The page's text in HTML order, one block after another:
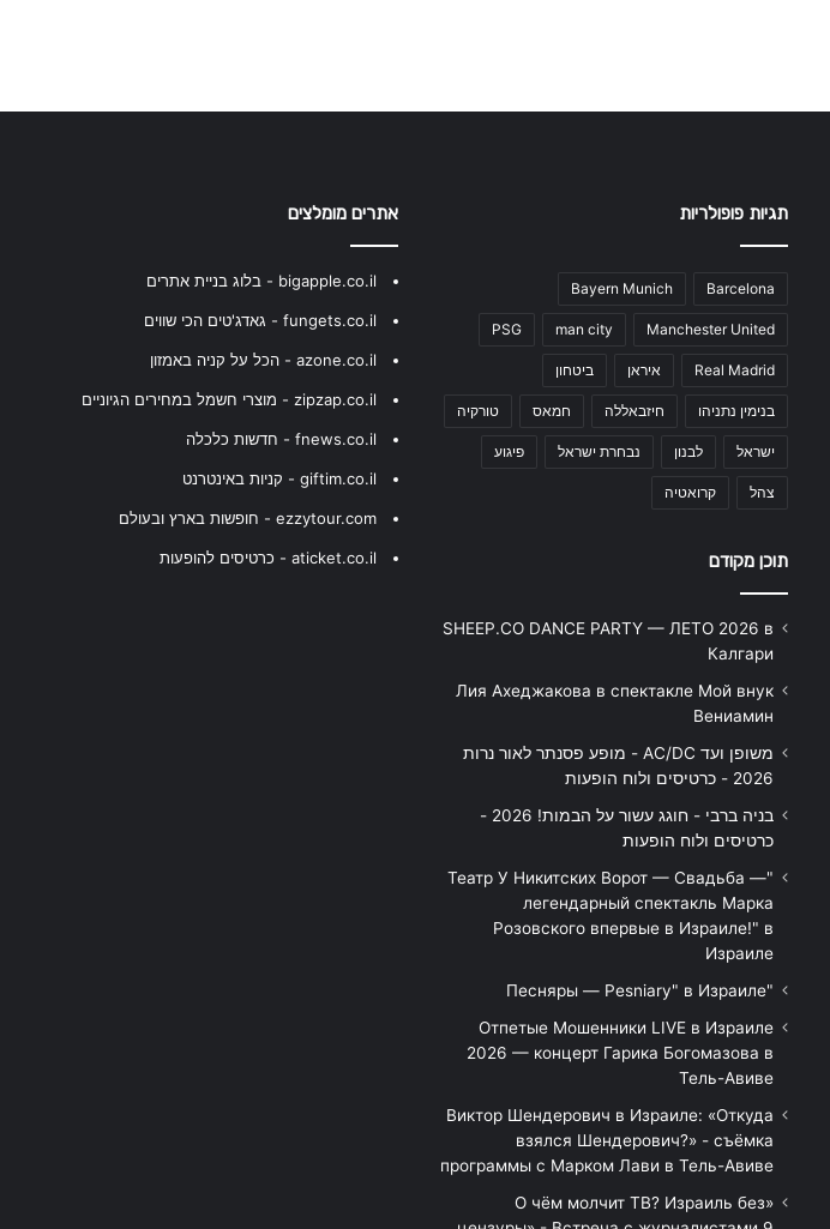
תגיות פופולריות
Barcelona
Bayern Munich
Manchester United
man city
PSG
Real Madrid איראן ביטחון
בנימין נתניהו חיזבאללה חמאס טורקיה
ישראל לבנון נבחרת ישראל פיגוע
צהל קרואטיה
תוכן מקודם
SHEEP.CO DANCE PARTY — ЛЕТО 2026 в
Калгари
Лия Ахеджакова в спектакле Мой внук
Вениамин
משופן ועד AC/DC - מופע פסנתר לאור נרות
2026 - כרטיסים ולוח הופעות
בניה ברבי - חוגג עשור על הבמות! 2026 -
כרטיסים ולוח הופעות
"Театр У Никитских Ворот — Свадьба —
легендарный спектакль Марка
Розовского впервые в Израиле!" в
Израиле
"Песняры — Pesniary" в Израиле
Отпетые Мошенники LIVE в Израиле
2026 — концерт Гарика Богомазова в
Тель-Авиве
Виктор Шендерович в Израиле: «Откуда
взялся Шендерович?» - съёмка
программы с Марком Лави в Тель-Авиве
«О чём молчит ТВ? Израиль без
אתרים מומלצים
bigapple.co.il - בלוג בניית אתרים
fungets.co.il - גאדג'טים הכי שווים
azone.co.il - הכל על קניה באמזון
zipzap.co.il - מוצרי חשמל במחירים הגיוניים
fnews.co.il - חדשות כלכלה
giftim.co.il - קניות באינטרנט
ezzytour.com - חופשות בארץ ובעולם
aticket.co.il - כרטיסים להופעות